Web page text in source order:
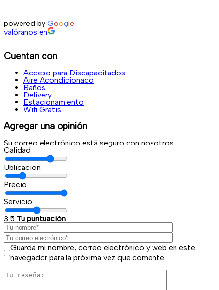
powered by Google
valóranos en
Cuentan con
Acceso para Discapacitados
Aire Acondicionado
Baños
Delivery
Estacionamiento
Wifi Gratis
Agregar una opinión
Su correo electrónico está seguro con nosotros.
Calidad
Ublicacion
Precio
Servicio
3.5 Tu puntuación
Guarda mi nombre, correo electrónico y web en este
navegador para la próxima vez que comente.